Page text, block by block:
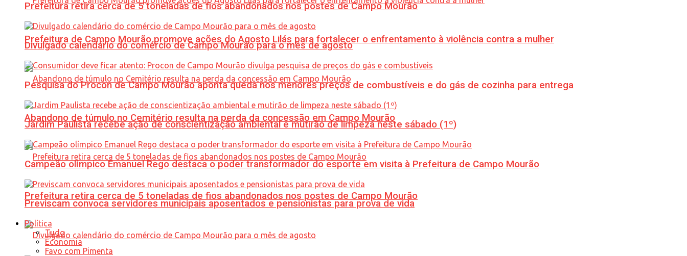
Prefeitura de Campo Mourão promove ações do Agosto Lilás para fortalecer o enfrentamento à violência contra a mulher
Abandono de túmulo no Cemitério resulta na perda da concessão em Campo Mourão
Prefeitura retira cerca de 5 toneladas de fios abandonados nos postes de Campo Mourão
Prefeitura retira cerca de 5 toneladas de fios abandonados nos postes de Campo Mourão
Divulgado calendário do comércio de Campo Mourão para o mês de agosto
Pesquisa do Procon de Campo Mourão aponta queda nos menores preços de combustíveis e do gás de cozinha para entrega
Jardim Paulista recebe ação de conscientização ambiental e mutirão de limpeza neste sábado (1º)
Campeão olímpico Emanuel Rego destaca o poder transformador do esporte em visita à Prefeitura de Campo Mourão
Previscam convoca servidores municipais aposentados e pensionistas para prova de vida
Política
Tudo
Economia
Favo com Pimenta